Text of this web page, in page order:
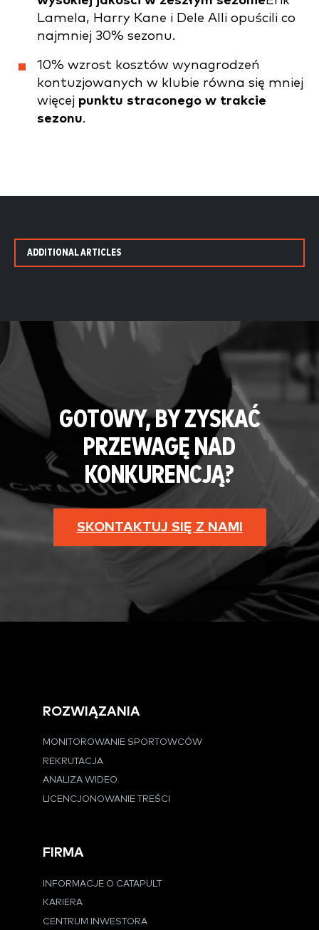
Lamela, Harry Kane i Dele Alli opuścili co
najmniej 30% sezonu.
10% wzrost kosztów wynagrodzeń
kontuzjowanych w klubie równa się mniej
więcej punktu straconego w trakcie
sezonu.
ADDITIONAL ARTICLES
GOTOWY, BY ZYSKAĆ
PRZEWAGĘ NAD
KONKURENCJĄ?
SKONTAKTUJ SIĘ Z NAMI
ROZWIĄZANIA
MONITOROWANIE SPORTOWCÓW
REKRUTACJA
ANALIZA WIDEO
LICENCJONOWANIE TREŚCI
FIRMA
INFORMACJE O CATAPULT
KARIERA
CENTRUM INWESTORA